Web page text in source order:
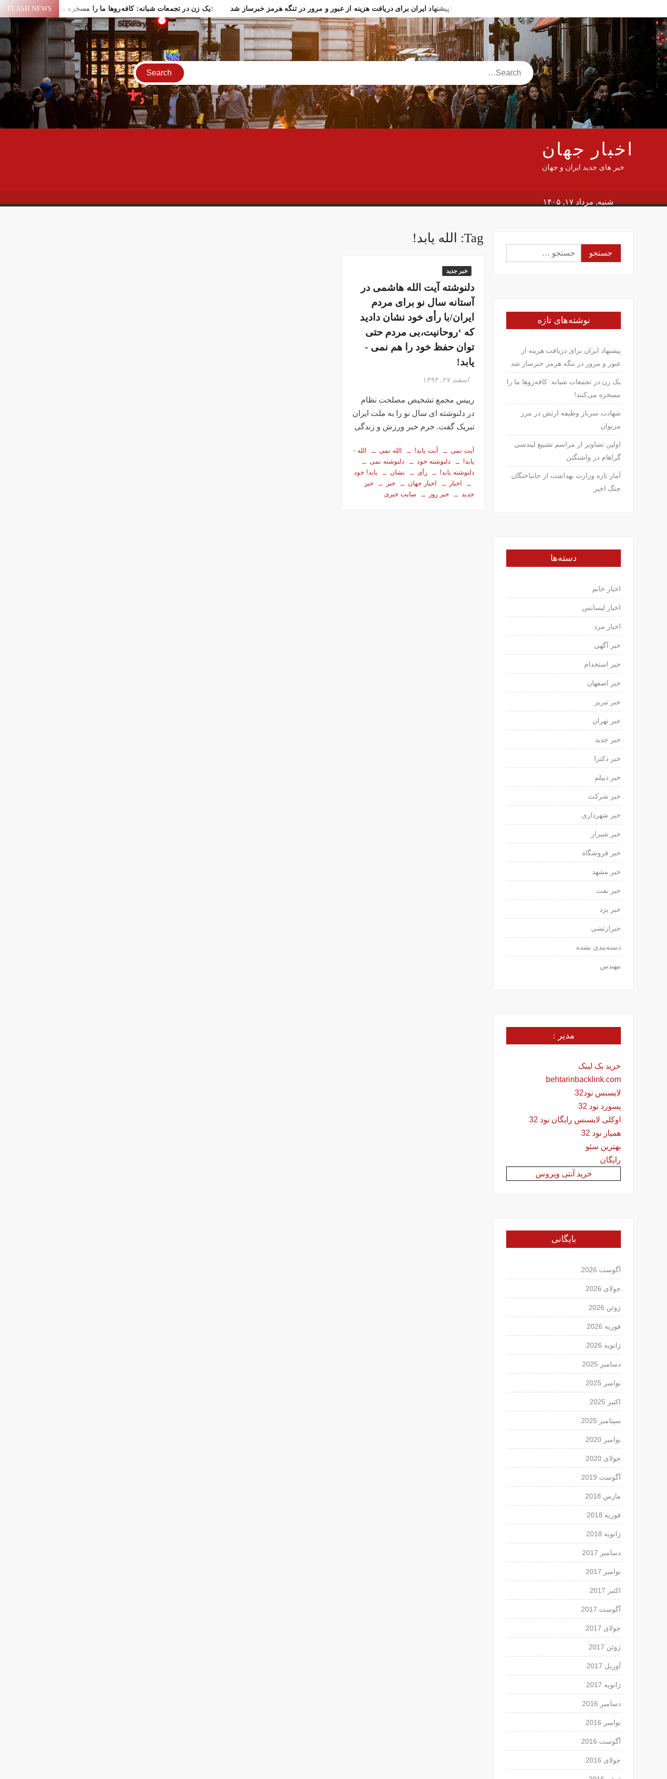
to
content
FLASH NEWS پیشنهاد ایران برای دریافت هزینه از عبور و مرور در تنگه هرمز خبرساز شد
یک زن در تجمعات شبانه: کافه‌روها ما را مسخره می‌کنند!
شهادت سرباز وظیفه ارتش در مرز مریوان
اولین تصاویر از مراسم تشییع لیندسی گراهام در واشنگتن
آمار تازه وزارت بهداشت از جانباختگان جنگ اخیر
واکنش فوری به خبر سقوط یک شیء در آسمان یاسوج
پیشنهاد رسایی درباره ترور فوری ترامپ در ترکیه!
افزایش استفاده از مسیر عمان برای عبور از تنگه هرمز
اختلال بانک‌های کشور برطرف شد
خبرنگار الجزیره: آغاز استفاده ایران از منابع مالی مسدود شده
دلار در چند ساعت ۱۲ هزار تومان عقب‌نشینی کرد
تصاویر تصادف زنجیره‌ای ۱۲ خودرو در تهران
سفر فوری وزیر خارجه پاکستان درباره توافق ایران
اولین جلسه امنیتی ایران و امارات پس از جنگ؟!
جاسوسی اسرائیل از مقامات آمریکا در خصوص ایران
سفره عقدی که با پهپاد در میدان انقلاب برپا شد
این سه نفر بد اخلاق‌ترین ایرانی‌های ۲۴ ساعت اخیر هستند
آیت‌الله دژکام: قرآن و عترت کلید هویت و حل مشکلات فرهنگی جامعه‌اند
Search
اخبار جهان
خبر های جدید ایران و جهان
شنبه, مرداد ۱۷, ۱۴۰۵
Tag: الله ­یابد!
خبر جدید
دلنوشته آیت الله هاشمی در
آستانه سال نو برای مردم
ایران/با رأی خود نشان دادید
که ‘روحانیت،بی مردم حتی
توان حفظ خود را هم نمی ­
یابد!
اسفند ۲۷, ۱۳۹۴
رییس مجمع تشخیص مصلحت نظام
در دلنوشته ای سال نو را به ملت ایران
تبریک گفت. خرم خبر ورزش و زندگی
آیت نمی آیت ­یابد! الله نمی
الله ­
یابد!
دلنوشته خود
دلنوشته نمی
دلنوشته ­یابد!
رأی نشان
­یابد! خود
اخبار
اخبار جهان خبر
خبر
جدید
خبر روز سایت خبری
جستجو
برای:
نوشته‌های تازه
پیشنهاد ایران برای دریافت هزینه از
عبور و مرور در تنگه هرمز خبرساز شد
یک زن در تجمعات شبانه: کافه‌روها ما را
مسخره می‌کنند!
شهادت سرباز وظیفه ارتش در مرز
مریوان
اولین تصاویر از مراسم تشییع لیندسی
گراهام در واشنگتن
آمار تازه وزارت بهداشت از جانباختگان
جنگ اخیر
دسته‌ها
اخبار خانم
اخبار لیسانس
اخبار مرد
خبر آگهی
خبر استخدام
خبر اصفهان
خبر تبریز
خبر تهران
خبر جدید
خبر دکترا
خبر دیپلم
خبر شرکت
خبر شهرداری
خبر شیراز
خبر فروشگاه
خبر مشهد
خبر نفت
خبر یزد
خبرارتشی
دسته‌بندی نشده
مهندس
مدیر :
خرید بک لینک
behtarinbacklink.com
لایسنس نود32
پسورد نود 32
اوکلی لایسنس رایگان نود 32
همیار نود 32
بهترین سئو
رایگان
خرید آنتی ویروس
بایگانی
آگوست 2026
جولای 2026
ژوئن 2026
فوریه 2026
ژانویه 2026
دسامبر 2025
نوامبر 2025
اکتبر 2025
سپتامبر 2025
نوامبر 2020
جولای 2020
آگوست 2019
مارس 2018
فوریه 2018
ژانویه 2018
دسامبر 2017
نوامبر 2017
اکتبر 2017
آگوست 2017
جولای 2017
ژوئن 2017
آوریل 2017
ژانویه 2017
دسامبر 2016
نوامبر 2016
آگوست 2016
جولای 2016